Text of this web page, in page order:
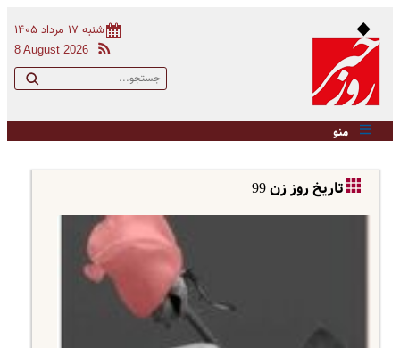
شنبه ۱۷ مرداد ۱۴۰۵
8 August 2026
منو
تاریخ روز زن 99